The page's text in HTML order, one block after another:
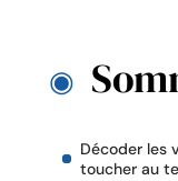
Décoder les
toucher au